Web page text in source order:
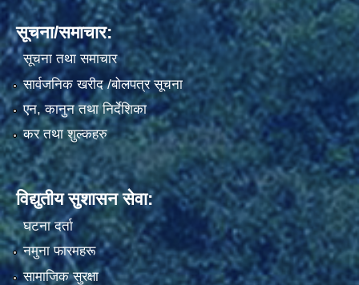
सूचना/समाचार:
सूचना तथा समाचार
सार्वजनिक खरीद /बोलपत्र सूचना
एन, कानुन तथा निर्देशिका
कर तथा शुल्कहरु
विद्युतीय सुशासन सेवा:
घटना दर्ता
नमुना फारमहरू
सामाजिक सुरक्षा